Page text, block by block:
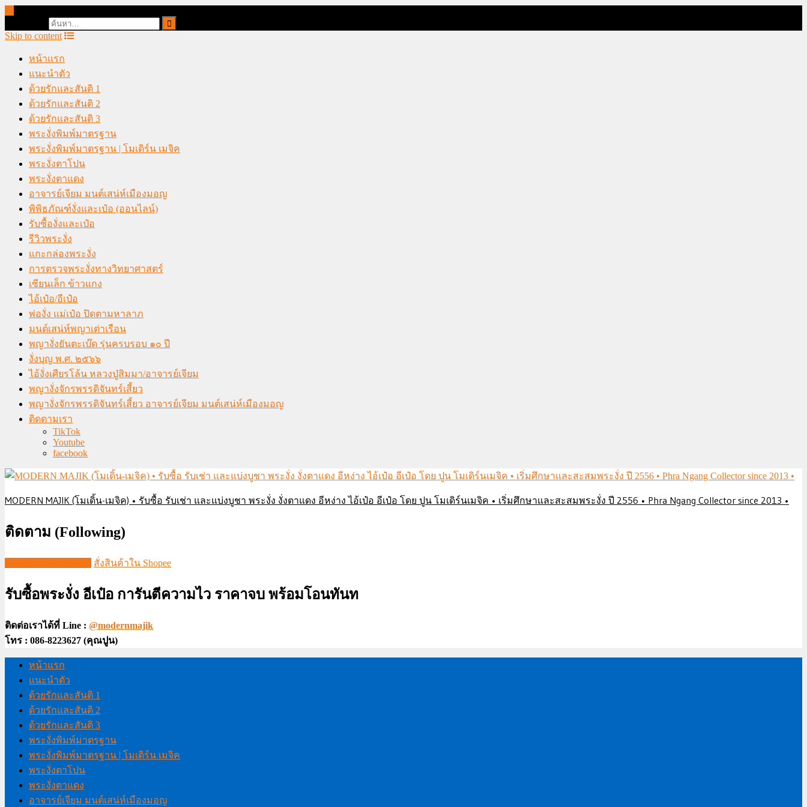
Skip to content
หน้าแรก
แนะนำตัว
ด้วยรักและสันติ 1
ด้วยรักและสันติ 2
ด้วยรักและสันติ 3
พระงั่งพิมพ์มาตรฐาน
พระงั่งพิมพ์มาตรฐาน | โมเดิร์น เมจิค
พระงั่งตาโปน
พระงั่งตาแดง
อาจารย์เจียม มนต์เสน่ห์เมืองมอญ
พิพิธภัณฑ์งั่งและเป๋อ (ออนไลน์)
รับซื้องั่งและเป๋อ
รีวิวพระงั่ง
แกะกล่องพระงั่ง
การตรวจพระงั่งทางวิทยาศาสตร์
เซียนเล็ก ข้าวแกง
ไอ้เป๋อ/อีเป๋อ
พ่องั่ง แม่เป๋อ ปิดตามหาลาภ
มนต์เสน่ห์พญาเต่าเรือน
พญางั่งยันตะเบ๊ด รุ่นครบรอบ ๑๐ ปี
งั่งบุญ พ.ศ. ๒๕๖๖
ไอ้งั่งเศียรโล้น หลวงปู่สิมมา/อาจารย์เจียม
พญางั่งจักรพรรดิจันทร์เสี้ยว
พญางั่งจักรพรรดิจันทร์เสี้ยว อาจารย์เจียม มนต์เสน่ห์เมืองมอญ
ติดตามเรา
TikTok
Youtube
facebook
MODERN MAJIK (โมเดิ้น-เมจิค) • รับซื้อ รับเช่า และแบ่งบูชา พระงั่ง งั่งตาแดง อีหง่าง ไอ้เป๋อ อีเป๋อ โดย ปูน โมเดิร์นเมจิค • เริ่มศึกษาและสะสมพระงั่ง ปี 2556 • Phra Ngang Collector since 2013 •
ติดตาม (Following)
สั่งสินค้าใน Shopee
รับซื้อพระงั่ง อีเป๋อ การันตีความไว ราคาจบ พร้อมโอนทันท
ติดต่อเราได้ที่ Line : @modernmajik
โทร : 086-8223627 (คุณปูน)
หน้าแรก
แนะนำตัว
ด้วยรักและสันติ 1
ด้วยรักและสันติ 2
ด้วยรักและสันติ 3
พระงั่งพิมพ์มาตรฐาน
พระงั่งพิมพ์มาตรฐาน | โมเดิร์น เมจิค
พระงั่งตาโปน
พระงั่งตาแดง
อาจารย์เจียม มนต์เสน่ห์เมืองมอญ